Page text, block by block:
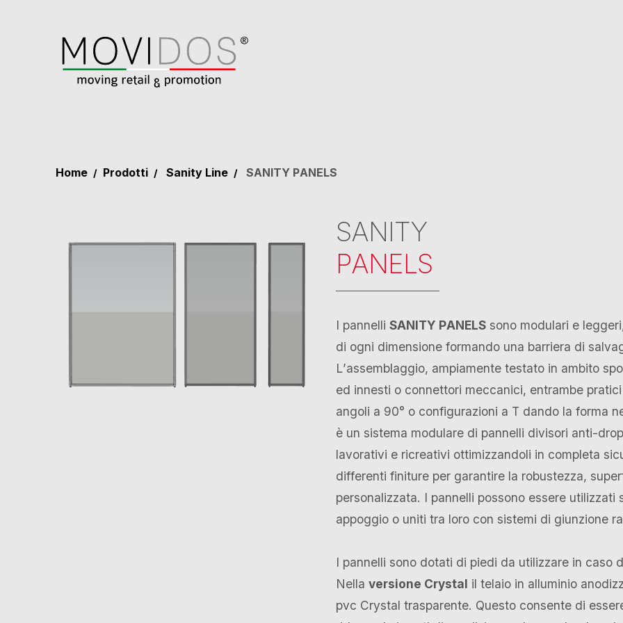
Home Prodotti Sanity Line SANITY PANELS
SANITY
PANELS
I pannelli SANITY PANELSsono modulari e
di ogni dimensione formando una barriera di
L’assemblaggio, ampiamente testato in ambito
ed innesti o connettori meccanici, entrambe
angoli a 90° o configurazioni a T dando la forma
è un sistema modulare di pannelli divisori anti-
lavorativi e ricreativi ottimizzandoli in completa
differenti finiture per garantire la robustezza,
personalizzata. I pannelli possono essere
appoggio o uniti tra loro con sistemi di giunzione
I pannelli sono dotati di piedi da utilizzare in caso
Nella versione Crystal il telaio in alluminio
pvc Crystal trasparente. Questo consente di